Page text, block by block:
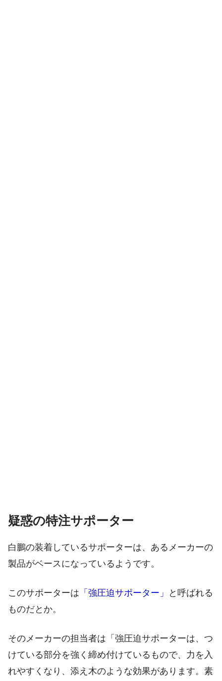
疑惑の特注サポーター
白鵬の装着しているサポーターは、あるメーカーの
製品がベースになっているようです。
このサポーターは 「強圧迫サポーター」
と呼ばれる
ものだとか。
そのメーカーの担当者は「強圧迫サポーターは、つ
けている部分を強く締め付けているもので、力を入
れやすくなり、添え木のような効果があります。素